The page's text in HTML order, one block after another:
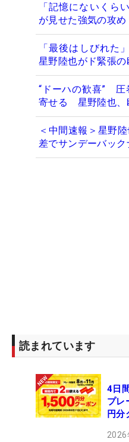
「記憶にないくら
が見せた強気の攻め
「最後はしびれた
星野陸也がド緊張の
“ドーハの歓喜” 圧
寄せる 星野陸也、
＜中間速報＞星野
差でサンデーバッ
読まれています
4日
プレ
円分
2026